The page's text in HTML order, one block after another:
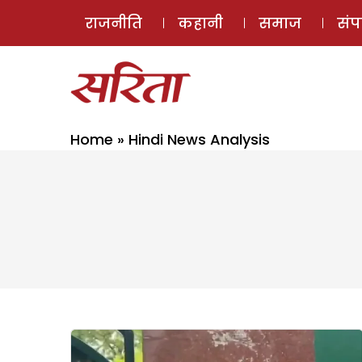
राजनीति कहानी समाज
Home » Hindi News Analysis